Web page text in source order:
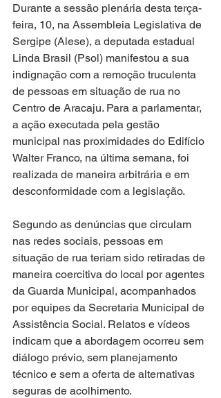
Durante a sessão plenária desta terça-
feira, 10, na Assembleia Legislativa de
Sergipe (Alese), a deputada estadual
Linda Brasil (Psol) manifestou a sua
indignação com a remoção truculenta
de pessoas em situação de rua no
Centro de Aracaju. Para a parlamentar,
a ação executada pela gestão
municipal nas proximidades do Edifício
Walter Franco, na última semana, foi
realizada de maneira arbitrária e em
desconformidade com a legislação.
Segundo as denúncias que circulam
nas redes sociais, pessoas em
situação de rua teriam sido retiradas de
maneira coercitiva do local por agentes
da Guarda Municipal, acompanhados
por equipes da Secretaria Municipal de
Assistência Social. Relatos e vídeos
indicam que a abordagem ocorreu sem
diálogo prévio, sem planejamento
técnico e sem a oferta de alternativas
seguras de acolhimento.